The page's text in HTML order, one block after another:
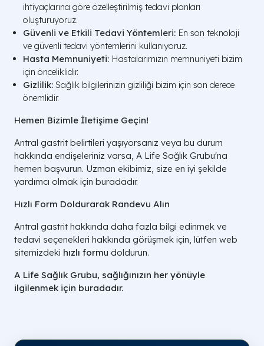
ihtiyaçlarına göre özelleştirilmiş tedavi planları
oluşturuyoruz.
Güvenli ve Etkili Tedavi Yöntemleri: En son teknoloji
ve güvenli tedavi yöntemlerini kullanıyoruz.
Hasta Memnuniyeti: Hastalarımızın memnuniyeti bizim
için önceliklidir.
Gizlilik: Sağlık bilgilerinizin gizliliği bizim için son derece
önemlidir.
Hemen Bizimle İletişime Geçin!
Antral gastrit belirtileri yaşıyorsanız veya bu durum
hakkında endişeleriniz varsa, A Life Sağlık Grubu'na
hemen başvurun. Uzman ekibimiz, size en iyi şekilde
yardımcı olmak için buradadır.
Hızlı Form Doldurarak Randevu Alın
Antral gastrit hakkında daha fazla bilgi edinmek ve
tedavi seçenekleri hakkında görüşmek için, lütfen web
sitemizdeki hızlı formu doldurun.
A Life Sağlık Grubu, sağlığınızın her yönüyle
ilgilenmek için buradadır.